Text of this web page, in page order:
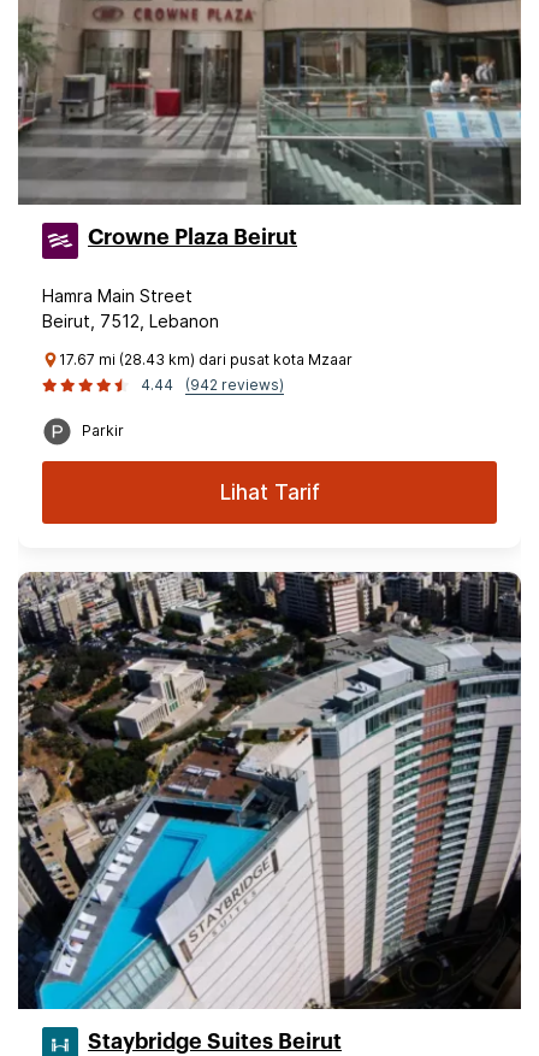
Crowne Plaza Beirut
Hamra Main Street
Beirut, 7512, Lebanon
17.67 mi (28.43 km) dari pusat kota Mzaar
4.44
(942 reviews)
Parkir
Lihat Tarif
Staybridge Suites Beirut